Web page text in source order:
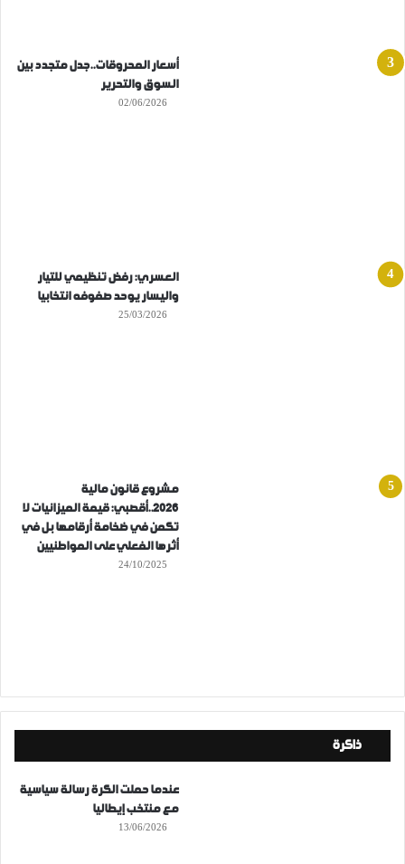
أسعار المحروقات..جدل متجدد بين
السوق والتحرير
02/06/2026
العسري: رفض تنظيمي للتيار
واليسار يوحد صفوفه انتخابيا
25/03/2026
مشروع قانون مالية
2026..أقصبي: قيمة الميزانيات لا
تكمن في ضخامة أرقامها بل في
أثرها الفعلي على المواطنيين
24/10/2025
ذاكرة
عندما حملت الكرة رسالة سياسية
مع منتخب إيطاليا
13/06/2026